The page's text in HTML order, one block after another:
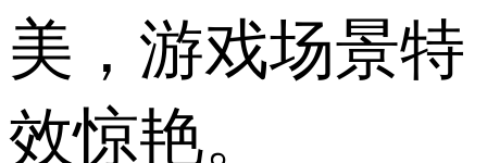
美，游戏场景特
效惊艳。